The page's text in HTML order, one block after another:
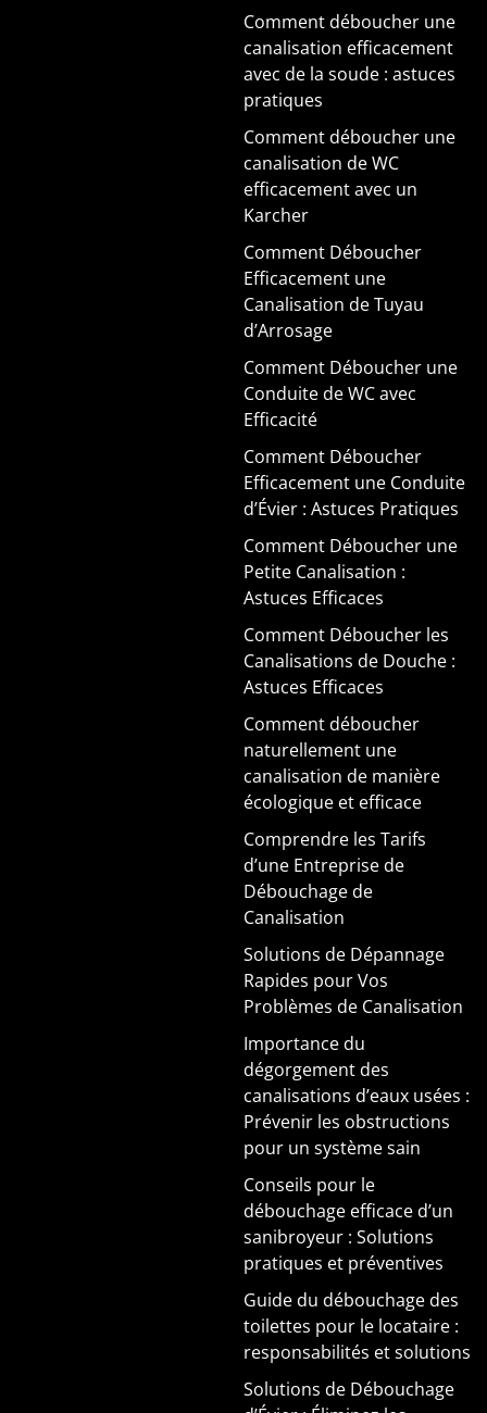
Comment déboucher une
canalisation efficacement
avec de la soude : astuces
pratiques
Comment déboucher une
canalisation de WC
efficacement avec un
Karcher
Comment Déboucher
Efficacement une
Canalisation de Tuyau
d’Arrosage
Comment Déboucher une
Conduite de WC avec
Efficacité
Comment Déboucher
Efficacement une Conduite
d’Évier : Astuces Pratiques
Comment Déboucher une
Petite Canalisation :
Astuces Efficaces
Comment Déboucher les
Canalisations de Douche :
Astuces Efficaces
Comment déboucher
naturellement une
canalisation de manière
écologique et efficace
Comprendre les Tarifs
d’une Entreprise de
Débouchage de
Canalisation
Solutions de Dépannage
Rapides pour Vos
Problèmes de Canalisation
Importance du
dégorgement des
canalisations d’eaux usées :
Prévenir les obstructions
pour un système sain
Conseils pour le
débouchage efficace d’un
sanibroyeur : Solutions
pratiques et préventives
Guide du débouchage des
toilettes pour le locataire :
responsabilités et solutions
Solutions de Débouchage